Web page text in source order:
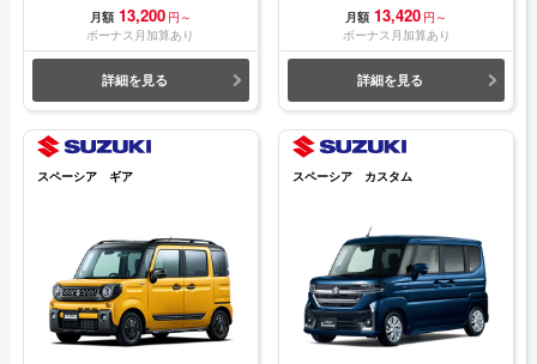
月額 13,200 円～
ボーナス月加算あり
詳細を見る
月額 13,420 円～
ボーナス月加算あり
詳細を見る
スペーシア ギア スペーシア カスタム